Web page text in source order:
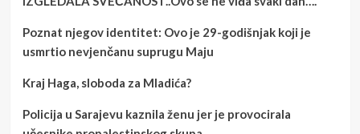
Poznat njegov identitet: Ovo je 29-godišnjak koji je
usmrtio nevjenčanu suprugu Maju
Kraj Haga, sloboda za Mladića?
Policija u Sarajevu kaznila ženu jer je provocirala